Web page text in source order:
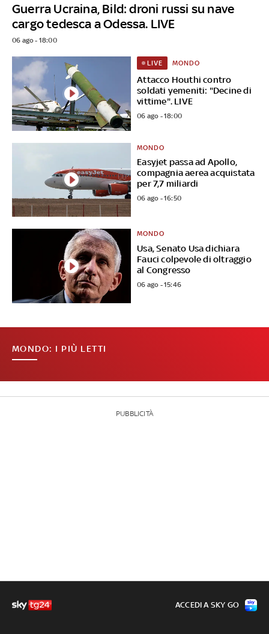
Guerra Ucraina, Bild: droni russi su nave
cargo tedesca a Odessa. LIVE
06 ago - 18:00
Attacco Houthi contro
soldati yemeniti: "Decine di
vittime". LIVE
LIVE MONDO
06 ago - 18:00
Easyjet passa ad Apollo,
compagnia aerea acquistata
per 7,7 miliardi
MONDO
06 ago - 16:50
Usa, Senato Usa dichiara
Fauci colpevole di oltraggio
al Congresso
MONDO
06 ago - 15:46
MONDO: I PIÙ LETTI
PUBBLICITÀ
ACCEDI A SKY GO